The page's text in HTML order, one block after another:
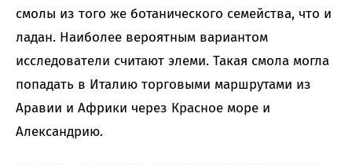
смолы из того же ботанического семейства, что и
ладан. Наиболее вероятным вариантом
исследователи считают элеми. Такая смола могла
попадать в Италию торговыми маршрутами из
Аравии и Африки через Красное море и
Александрию.